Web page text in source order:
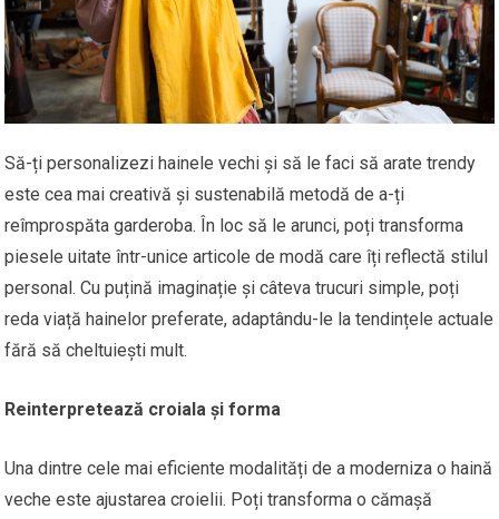
Să-ți personalizezi hainele vechi și să le faci să arate trendy
este cea mai creativă și sustenabilă metodă de a-ți
reîmprospăta garderoba. În loc să le arunci, poți transforma
piesele uitate într-unice articole de modă care îți reflectă stilul
personal. Cu puțină imaginație și câteva trucuri simple, poți
reda viață hainelor preferate, adaptându-le la tendințele actuale
fără să cheltuiești mult.
Reinterpretează croiala și forma
Una dintre cele mai eficiente modalități de a moderniza o haină
veche este ajustarea croielii. Poți transforma o cămașă